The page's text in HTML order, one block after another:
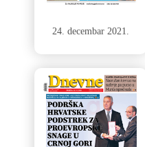
24. decembar 2021.